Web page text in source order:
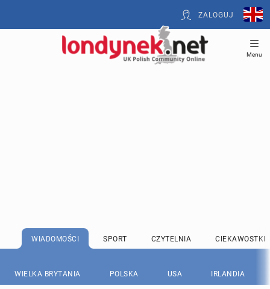
ZALOGUJ
Menu
WIADOMOŚCI SPORT CZYTELNIA CIEKAWOSTKI
WIELKA BRYTANIA POLSKA USA IRLANDIA